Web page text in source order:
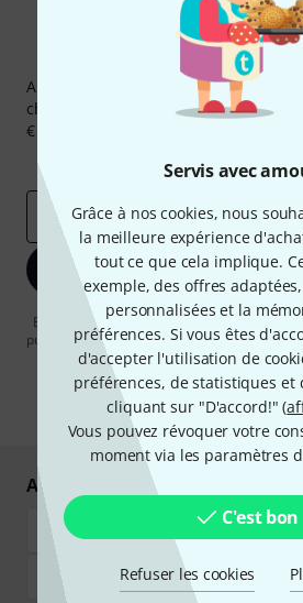
Servis avec
Grâce à nos cookies, nous
la meilleure expérience
tout ce que cela implique.
exemple, des offres
personnalisées et la
préférences. Si vous êtes
d'accepter l'utilisation de
préférences, de statistiques et
cliquant sur "D'accord!" (
Vous pouvez révoquer votre
moment via les paramètres
C'est bon
Refuser les cookies
Newsletters
Abonnez-vous à la newsletter
chance, gagnez l'un des 50 bons
€ chacun!
Articles inspirants
Adresse e-mail*
S'inscrire
En cliquant sur "S'inscrire maintenant",
publicités par e-mail. La désinscription est
pouvez trouver plus d'informations à ce
confidentialité
* Requis
Achetez et payez en toute